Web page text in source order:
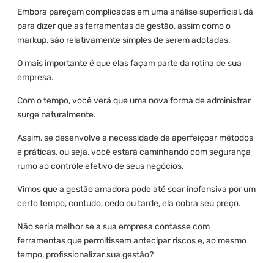
Embora pareçam complicadas em uma análise superficial, dá
para dizer que as ferramentas de gestão, assim como o
markup, são relativamente simples de serem adotadas.
O mais importante é que elas façam parte da rotina de sua
empresa.
Com o tempo, você verá que uma nova forma de administrar
surge naturalmente.
Assim, se desenvolve a necessidade de aperfeiçoar métodos
e práticas, ou seja, você estará caminhando com segurança
rumo ao controle efetivo de seus negócios.
Vimos que a gestão amadora pode até soar inofensiva por um
certo tempo, contudo, cedo ou tarde, ela cobra seu preço.
Não seria melhor se a sua empresa contasse com
ferramentas que permitissem antecipar riscos e, ao mesmo
tempo, profissionalizar sua gestão?